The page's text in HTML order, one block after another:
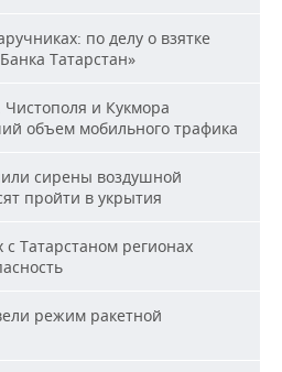
по делу о взятке
Татарстан»
и Кукмора
объем мобильного трафика
сирены воздушной
пройти в укрытия
с Татарстаном регионах
режим ракетной